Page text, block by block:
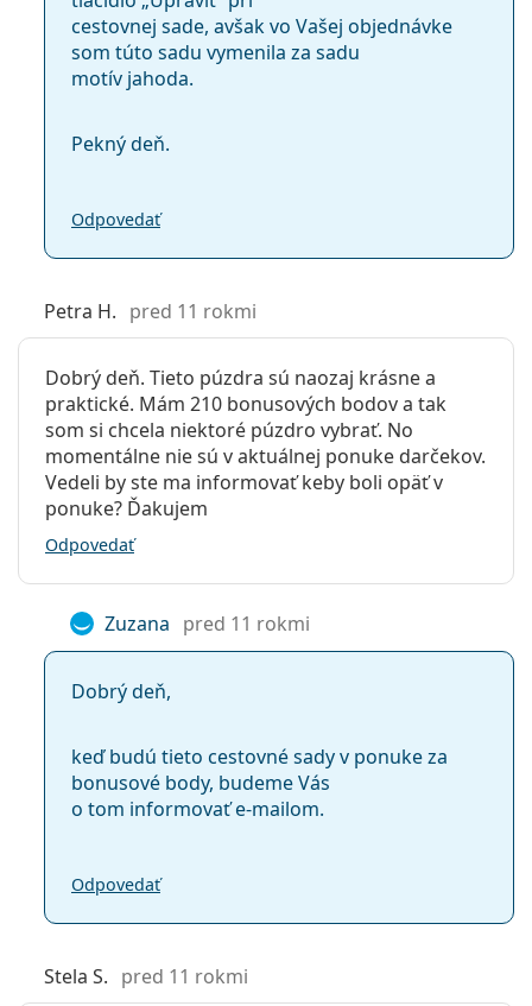
cestovnej sade, avšak vo Vašej objednávke
som túto sadu vymenila za sadu
motív jahoda.
Pekný deň.
Odpovedať
Petra H. pred 11 rokmi
Dobrý deň. Tieto púzdra sú naozaj krásne a
praktické. Mám 210 bonusových bodov a tak
som si chcela niektoré púzdro vybrať. No
momentálne nie sú v aktuálnej ponuke darčekov.
Vedeli by ste ma informovať keby boli opäť v
ponuke? Ďakujem
Odpovedať
Zuzana pred 11 rokmi
Dobrý deň,
keď budú tieto cestovné sady v ponuke za
bonusové body, budeme Vás
o tom informovať e-mailom.
Odpovedať
Stela S. pred 11 rokmi